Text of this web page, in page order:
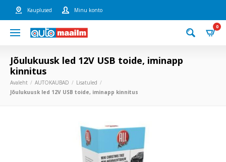
Kauplused Minu konto
0
Jõulukuusk led 12V USB toide, iminapp
kinnitus
Avaleht AUTOKAUBAD
Lisatuled
Jõulukuusk led 12V USB toide, iminapp kinnitus